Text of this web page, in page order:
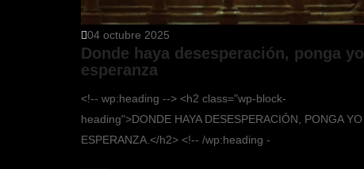
04 octubre 2025
Donde haya desesperación, ponga yo
esperanza
<!-- wp:heading --> <h2 class="wp-block-
heading">DONDE HAYA DESESPERACIÓN, PONGA YO
ESPERANZA.</h2> <!-- /wp:heading -